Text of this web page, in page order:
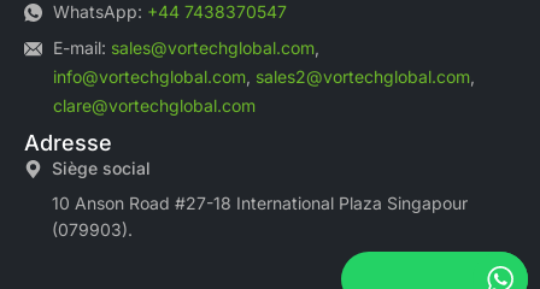
WhatsApp: +44 7438370547
E-mail: sales@vortechglobal.com,
info@vortechglobal.com, sales2@vortechglobal.com,
clare@vortechglobal.com
Adresse
Siège social
10 Anson Road #27-18 International Plaza Singapour
(079903).